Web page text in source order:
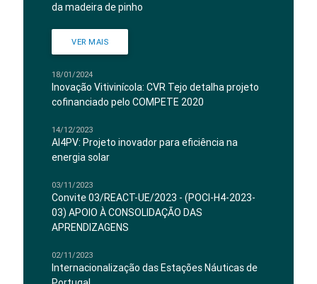
da madeira de pinho
VER MAIS
18/01/2024
Inovação Vitivinícola: CVR Tejo detalha projeto
cofinanciado pelo COMPETE 2020
14/12/2023
AI4PV: Projeto inovador para eficiência na
energia solar
03/11/2023
Convite 03/REACT-UE/2023 - (POCI-H4-2023-
03) APOIO À CONSOLIDAÇÃO DAS
APRENDIZAGENS
02/11/2023
Internacionalização das Estações Náuticas de